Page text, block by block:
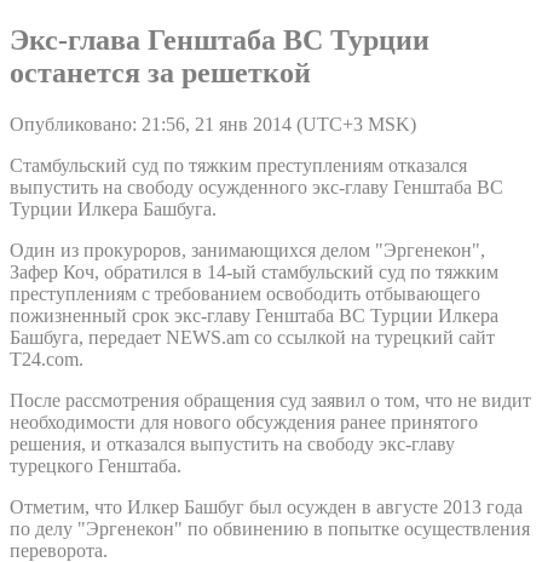
Экс-глава Генштаба ВС Турции
останется за решеткой
Опубликовано: 21:56, 21 янв 2014 (UTC+3 MSK)
Стамбульский суд по тяжким преступлениям отказался
выпустить на свободу осужденного экс-главу Генштаба ВС
Турции Илкера Башбуга.
Один из прокуроров, занимающихся делом "Эргенекон",
Зафер Коч, обратился в 14-ый стамбульский суд по тяжким
преступлениям с требованием освободить отбывающего
пожизненный срок экс-главу Генштаба ВС Турции Илкера
Башбуга, передает NEWS.am со ссылкой на турецкий сайт
T24.com.
После рассмотрения обращения суд заявил о том, что не видит
необходимости для нового обсуждения ранее принятого
решения, и отказался выпустить на свободу экс-главу
турецкого Генштаба.
Отметим, что Илкер Башбуг был осужден в августе 2013 года
по делу "Эргенекон" по обвинению в попытке осуществления
переворота.